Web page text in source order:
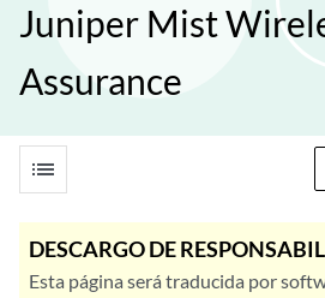
Juniper Mist
Assurance
list
DESCARGO DE
Esta página será traducida por